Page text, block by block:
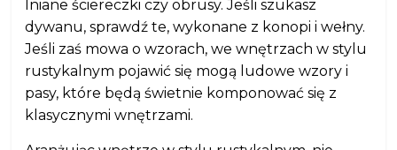
lniane ściereczki czy obrusy. Jeśli szukasz
dywanu, sprawdź te, wykonane z konopi i wełny.
Jeśli zaś mowa o wzorach, we wnętrzach w stylu
rustykalnym pojawić się mogą ludowe wzory i
pasy, które będą świetnie komponować się z
klasycznymi wnętrzami.